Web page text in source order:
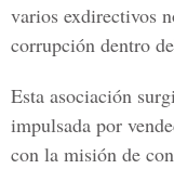
varios exdirectivos
corrupción dentro
Esta asociación
impulsada por
con la misión de